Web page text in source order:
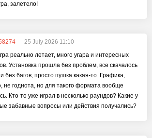
залетело!
25 July 2026 11:10
реально летает, много угара и интересных
Установка прошла без проблем, все скачалось
без багов, просто пушка какая-то. Графика,
не годнота, но для такого формата вообще
Кто-то уже играл в несколько раундов? Какие у
забавные вопросы или действия получались?